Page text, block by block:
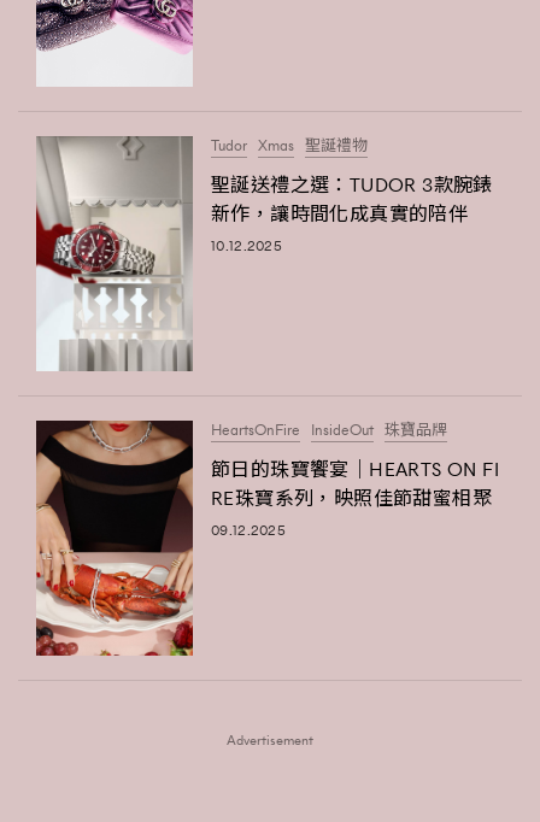
Tudor Xmas 聖誕禮物
聖誕送禮之選：TUDOR 3款腕錶
新作，讓時間化成真實的陪伴
10.12.2025
HeartsOnFire InsideOut 珠寶品牌
節日的珠寶饗宴｜HEARTS ON FI
RE珠寶系列，映照佳節甜蜜相聚
09.12.2025
Advertisement